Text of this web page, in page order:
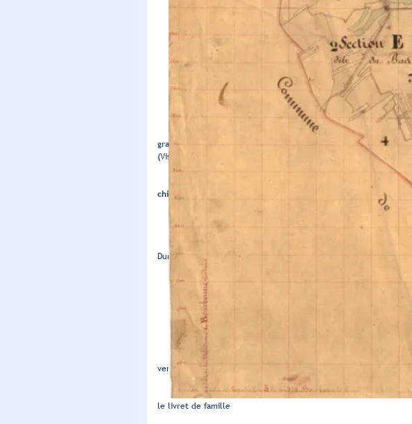
Cadets de la République
de 18 à 30 ans
site officiel d’information et de démarches administratives
Mission locale de l'arrondissement de Langres
Site Officiel de
Les inscriptions pour le Service national universel sont
: MUSÉES GRATUITS chaque1er dimanche du mois,
gratuits. Les visites guidées sont gratuites également à 14h30 à
(Visite guidée des collections de peinture). Ateliers de dessin le
Les
sont à déposer dans les containers, rue
chienest tenu de procéder immédiatement, par tout moyen
Le Voilà
: mail
Belgica
: bar à vin, tapas, épicerie fine, repas à thème,
Dumont 06 45 41 49 88
https://www.belgicamelay.fr/
Maison Egalité
14
Château Melay
Pauline & Thomas Mentink Bed & Breakfast 9
La notion de
Covoiturage
. Pour vos réservations en
vert gratuit : 0 800 330 130
Recensement citoyen à partir de 16 ansà effectuer en mairie.
le livret de famille